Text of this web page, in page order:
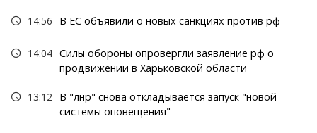
14:56 В ЕС объявили о новых санкциях против рф
14:04 Силы обороны опровергли заявление рф о
продвижении в Харьковской области
13:12 В "лнр" снова откладывается запуск "новой
системы оповещения"